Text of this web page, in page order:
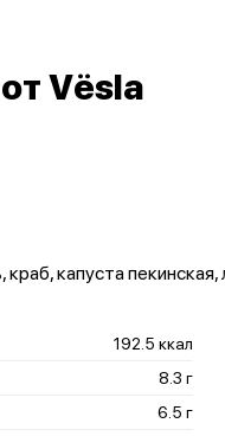
Vёsla
капуста
192.5 ккал
8.3 г
6.5 г